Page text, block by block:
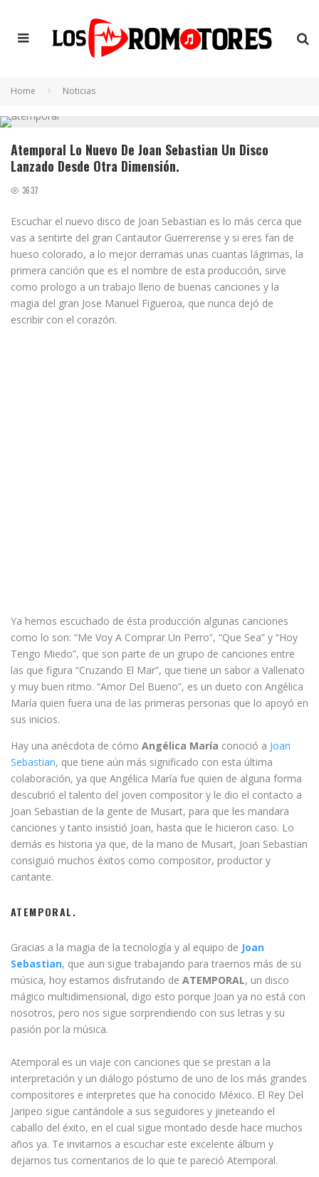
Home Noticias
Atemporal Lo Nuevo De Joan Sebastian Un Disco
Lanzado Desde Otra Dimensión.
3637
Escuchar el nuevo disco de Joan Sebastian es lo más cerca que
vas a sentirte del gran Cantautor Guerrerense y si eres fan de
hueso colorado, a lo mejor derramas unas cuantas lágrimas, la
primera canción que es el nombre de esta producción, sirve
como prologo a un trabajo lleno de buenas canciones y la
magia del gran Jose Manuel Figueroa, que nunca dejó de
escribir con el corazón.
Ya hemos escuchado de ésta producción algunas canciones
como lo son: “Me Voy A Comprar Un Perro”, “Que Sea” y “Hoy
Tengo Miedo”, que son parte de un grupo de canciones entre
las que figura “Cruzando El Mar”, que tiene un sabor a Vallenato
y muy buen ritmo. “Amor Del Bueno”, es un dueto con Angélica
María quien fuera una de las primeras personas que lo apoyó en
sus inicios.
Hay una anécdota de cómo Angélica María conoció a Joan
Sebastian, que tiene aún más significado con esta última
colaboración, ya que Angélica María fue quien de alguna forma
descubrió el talento del joven compositor y le dio el contacto a
Joan Sebastian de la gente de Musart, para que les mandara
canciones y tanto insistió Joan, hasta que le hicieron caso. Lo
demás es historia ya que, de la mano de Musart, Joan Sebastian
consiguió muchos éxitos como compositor, productor y
cantante.
ATEMPORAL.
Gracias a la magia de la tecnología y al equipo de Joan
Sebastian, que aun sigue trabajando para traernos más de su
música, hoy estamos disfrutando de ATEMPORAL, un disco
mágico multidimensional, digo esto porque Joan ya no está con
nosotros, pero nos sigue sorprendiendo con sus letras y su
pasión por la música.
Atemporal es un viaje con canciones que se prestan a la
interpretación y un diálogo póstumo de uno de los más grandes
compositores e interpretes que ha conocido México. El Rey Del
Jaripeo sigue cantándole a sus seguidores y jineteando el
caballo del éxito, en el cual sigue montado desde hace muchos
años ya. Te invitamos a escuchar este excelente álbum y
dejarnos tus comentarios de lo que te pareció Atemporal.